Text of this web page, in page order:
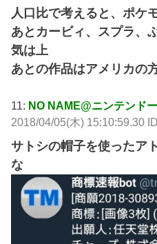
人口比で考えると、ポケ
あとカービィ、スプラ、
気は上
あとの作品はアメリカの
11: NO NAME@ニンテンド
2018/04/05(木) 15:10:59.30
サトシの帽子を使ったア
な